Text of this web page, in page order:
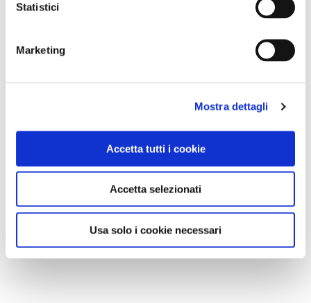
Statistici
Marketing
Mostra dettagli
Accetta tutti i cookie
Accetta selezionati
Usa solo i cookie necessari